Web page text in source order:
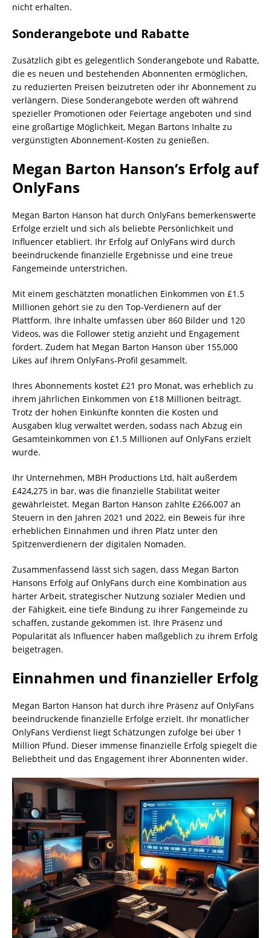
nicht erhalten.
Sonderangebote und Rabatte
Zusätzlich gibt es gelegentlich Sonderangebote und Rabatte,
die es neuen und bestehenden Abonnenten ermöglichen,
zu reduzierten Preisen beizutreten oder ihr Abonnement zu
verlängern. Diese Sonderangebote werden oft während
spezieller Promotionen oder Feiertage angeboten und sind
eine großartige Möglichkeit, Megan Bartons Inhalte zu
vergünstigten Abonnement-Kosten zu genießen.
Megan Barton Hanson’s Erfolg auf
OnlyFans
Megan Barton Hanson hat durch OnlyFans bemerkenswerte
Erfolge erzielt und sich als beliebte Persönlichkeit und
Influencer etabliert. Ihr Erfolg auf OnlyFans wird durch
beeindruckende finanzielle Ergebnisse und eine treue
Fangemeinde unterstrichen.
Mit einem geschätzten monatlichen Einkommen von £1.5
Millionen gehört sie zu den Top-Verdienern auf der
Plattform. Ihre Inhalte umfassen über 860 Bilder und 120
Videos, was die Follower stetig anzieht und Engagement
fördert. Zudem hat Megan Barton Hanson über 155,000
Likes auf ihrem OnlyFans-Profil gesammelt.
Ihres Abonnements kostet £21 pro Monat, was erheblich zu
ihrem jährlichen Einkommen von £18 Millionen beiträgt.
Trotz der hohen Einkünfte konnten die Kosten und
Ausgaben klug verwaltet werden, sodass nach Abzug ein
Gesamteinkommen von £1.5 Millionen auf OnlyFans erzielt
wurde.
Ihr Unternehmen, MBH Productions Ltd, hält außerdem
£424,275 in bar, was die finanzielle Stabilität weiter
gewährleistet. Megan Barton Hanson zahlte £266,007 an
Steuern in den Jahren 2021 und 2022, ein Beweis für ihre
erheblichen Einnahmen und ihren Platz unter den
Spitzenverdienern der digitalen Nomaden.
Zusammenfassend lässt sich sagen, dass Megan Barton
Hansons Erfolg auf OnlyFans durch eine Kombination aus
harter Arbeit, strategischer Nutzung sozialer Medien und
der Fähigkeit, eine tiefe Bindung zu ihrer Fangemeinde zu
schaffen, zustande gekommen ist. Ihre Präsenz und
Popularität als Influencer haben maßgeblich zu ihrem Erfolg
beigetragen.
Einnahmen und finanzieller Erfolg
Megan Barton Hanson hat durch ihre Präsenz auf OnlyFans
beeindruckende finanzielle Erfolge erzielt. Ihr monatlicher
OnlyFans Verdienst liegt Schätzungen zufolge bei über 1
Million Pfund. Dieser immense finanzielle Erfolg spiegelt die
Beliebtheit und das Engagement ihrer Abonnenten wider.